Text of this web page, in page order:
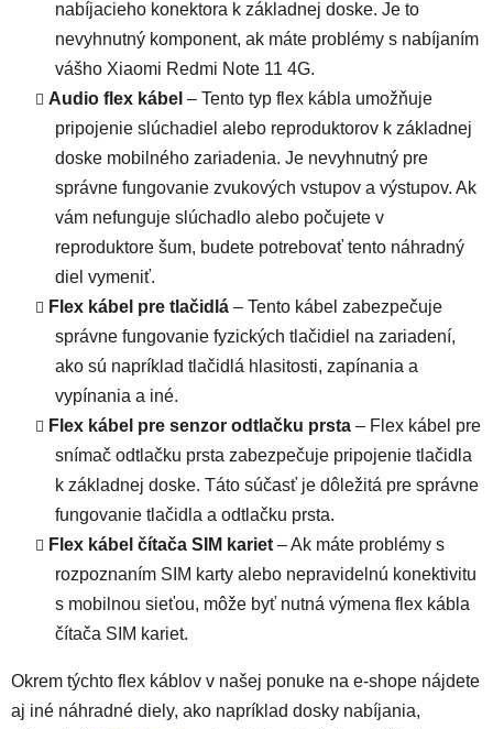
nabíjacieho konektora k základnej doske. Je to
nevyhnutný komponent, ak máte problémy s nabíjaním
vášho Xiaomi Redmi Note 11 4G.
Audio flex kábel – Tento typ flex kábla umožňuje
pripojenie slúchadiel alebo reproduktorov k základnej
doske mobilného zariadenia. Je nevyhnutný pre
správne fungovanie zvukových vstupov a výstupov. Ak
vám nefunguje slúchadlo alebo počujete v
reproduktore šum, budete potrebovať tento náhradný
diel vymeniť.
Flex kábel pre tlačidlá – Tento kábel zabezpečuje
správne fungovanie fyzických tlačidiel na zariadení,
ako sú napríklad tlačidlá hlasitosti, zapínania a
vypínania a iné.
Flex kábel pre senzor odtlačku prsta – Flex kábel pre
snímač odtlačku prsta zabezpečuje pripojenie tlačidla
k základnej doske. Táto súčasť je dôležitá pre správne
fungovanie tlačidla a odtlačku prsta.
Flex kábel čítača SIM kariet – Ak máte problémy s
rozpoznaním SIM karty alebo nepravidelnú konektivitu
s mobilnou sieťou, môže byť nutná výmena flex kábla
čítača SIM kariet.
Okrem týchto flex káblov v našej ponuke na e-shope nájdete
aj iné náhradné diely, ako napríklad dosky nabíjania,